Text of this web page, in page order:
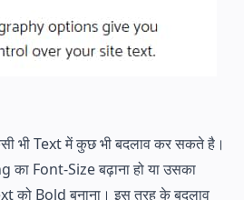
भी Text में कुछ भी बदलाव कर सकते है।
Font-Size बढ़ाना हो या उसका
को Bold बनाना। इस तरह के बदलाव